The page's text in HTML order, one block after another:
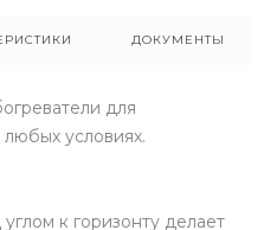
ДОКУМЕНТЫ
для
условиях.
к горизонту делает